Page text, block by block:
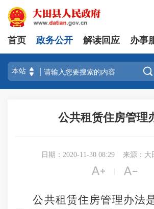
首页 政务公开 解读回应 办事

公共租赁住房管理
日期：2020-11-30 08:29 来源：大
 
公共租赁住房管理办法